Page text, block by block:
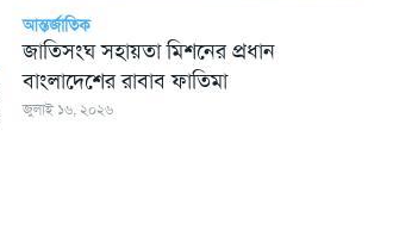
আন্তর্জাতিক
জাতিসংঘ সহায়তা মিশনের প্রধান
বাংলাদেশের রাবাব ফাতিমা
জুলাই ১৬, ২০২৬